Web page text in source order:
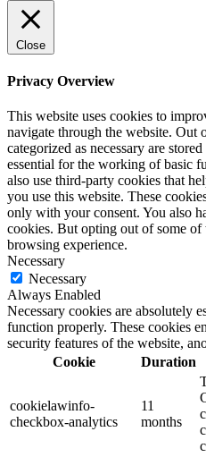
Close
Privacy Overview
This website uses cookies to
navigate through the website. Out
categorized as necessary are
essential for the working of basic
also use third-party cookies that
you use this website. These
only with your consent. You also
cookies. But opting out of some of
browsing experience.
Necessary
Necessary
Always Enabled
Necessary cookies are absolutely
function properly. These cookies
security features of the website,
Cookie
Duration
cookielawinfo-
checkbox-analytics
11
months